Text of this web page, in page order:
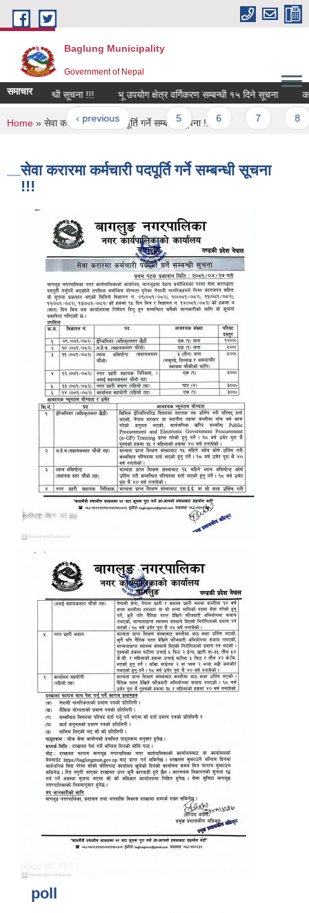
Skip to main content
Baglung Municipality
Government of Nepal
समाचारसम्बन्धी सूचना !!! भू उपयोग क्षेत्र वर्गिकरण सम्बन्धी १५ दिने सूचना
« first ‹ previous … 5 6
You are here
Home » सेवा करारमा कर्मचारी पदपूर्ति गर्ने सम्बन्धी सूचना !!!
सेवा करारमा कर्मचारी पदपूर्ति गर्ने सम्बन्धी सूचना
!!!
poll